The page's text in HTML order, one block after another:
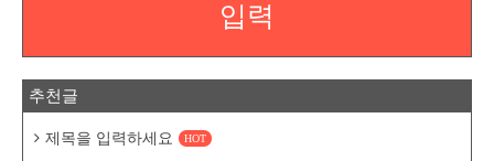
입력
추천글
제목을 입력하세요 HOT